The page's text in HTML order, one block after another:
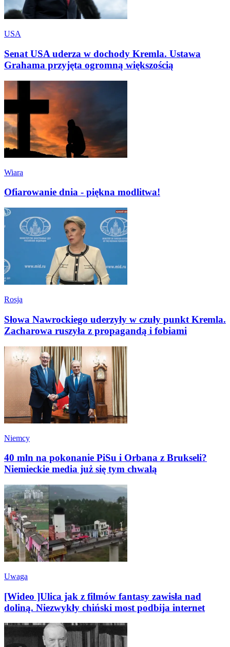
USA
Senat USA uderza w dochody Kremla. Ustawa
Grahama przyjęta ogromną większością
Wiara
Ofiarowanie dnia - piękna modlitwa!
Rosja
Słowa Nawrockiego uderzyły w czuły punkt Kremla.
Zacharowa ruszyła z propagandą i fobiami
Niemcy
40 mln na pokonanie PiSu i Orbana z Brukseli?
Niemieckie media już się tym chwalą
Uwaga
[Wideo ]Ulica jak z filmów fantasy zawisła nad
doliną. Niezwykły chiński most podbija internet